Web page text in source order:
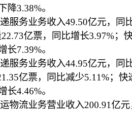
降3.38%。
务业务收入49.50亿元，同
亿票，同比增长3.97%；
长7.39%。
务业务收入44.95亿元，同
亿票，同比减少5.11%；快
长4.46%。
流业务营业收入200.91亿元